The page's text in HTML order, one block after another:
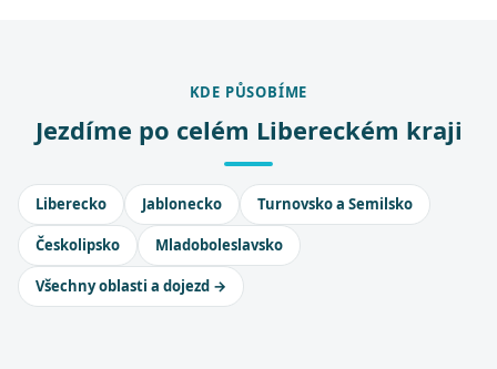
KDE PŮSOBÍME
Jezdíme po celém Libereckém kraji
Liberecko Jablonecko Turnovsko a Semilsko
Českolipsko Mladoboleslavsko
Všechny oblasti a dojezd →